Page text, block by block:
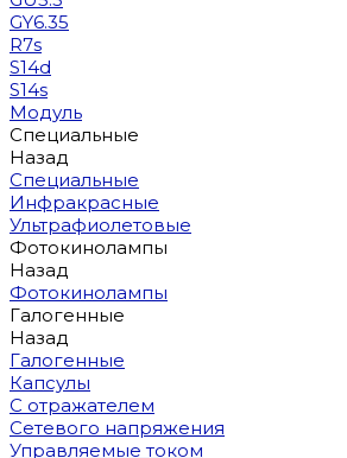
GY6.35
R7s
S14d
S14s
Модуль
Специальные
Назад
Специальные
Инфракрасные
Ультрафиолетовые
Фотокинолампы
Назад
Фотокинолампы
Галогенные
Назад
Галогенные
Капсулы
С отражателем
Сетевого напряжения
Управляемые током